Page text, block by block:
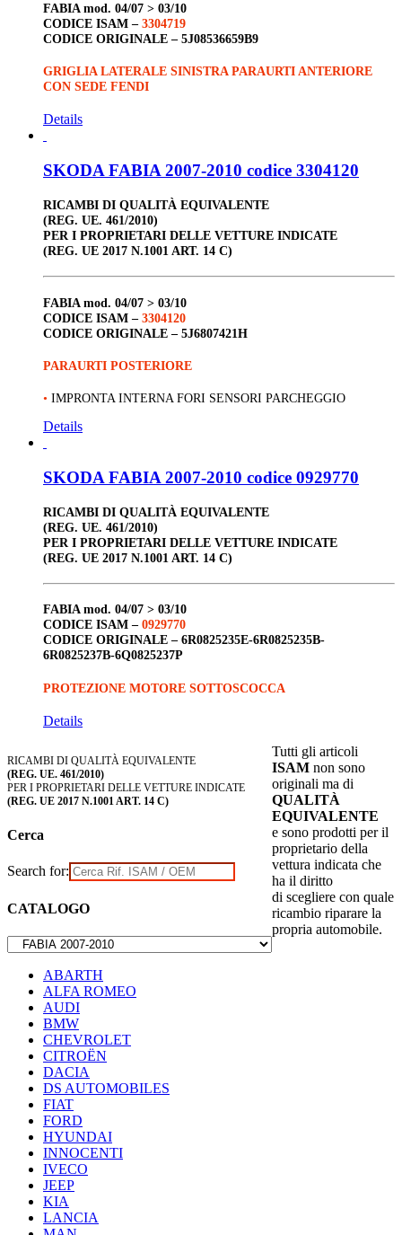
FABIA mod. 04/07 > 03/10
CODICE ISAM – 3304719
CODICE ORIGINALE – 5J08536659B9
GRIGLIA LATERALE SINISTRA PARAURTI ANTERIORE
CON SEDE FENDI
Details
SKODA FABIA 2007-2010 codice 3304120
RICAMBI DI QUALITÀ EQUIVALENTE
(REG. UE. 461/2010)
PER I PROPRIETARI DELLE VETTURE INDICATE
(REG. UE 2017 N.1001 ART. 14 C)
FABIA mod. 04/07 > 03/10
CODICE ISAM – 3304120
CODICE ORIGINALE – 5J6807421H
PARAURTI POSTERIORE
• IMPRONTA INTERNA FORI SENSORI PARCHEGGIO
Details
SKODA FABIA 2007-2010 codice 0929770
RICAMBI DI QUALITÀ EQUIVALENTE
(REG. UE. 461/2010)
PER I PROPRIETARI DELLE VETTURE INDICATE
(REG. UE 2017 N.1001 ART. 14 C)
FABIAmod. 04/07 > 03/10
CODICE ISAM – 0929770
CODICE ORIGINALE – 6R0825235E-6R0825235B-
6R0825237B-6Q0825237P
PROTEZIONE MOTORE SOTTOSCOCCA
Details
RICAMBI DI QUALITÀ EQUIVALENTE
(REG. UE. 461/2010)
PER I PROPRIETARI DELLE VETTURE INDICATE
(REG. UE 2017 N.1001 ART. 14 C)
Cerca
Search for:
CATALOGO
ABARTH
ALFA ROMEO
AUDI
BMW
CHEVROLET
CITROËN
DACIA
DS AUTOMOBILES
FIAT
FORD
HYUNDAI
INNOCENTI
IVECO
JEEP
KIA
LANCIA
Tutti gli articoli
ISAM non sono
originali ma di
QUALITÀ
EQUIVALENTE
e sono prodotti per il
proprietario della
vettura indicata che
ha il diritto
di scegliere con quale
ricambio riparare la
propria automobile.